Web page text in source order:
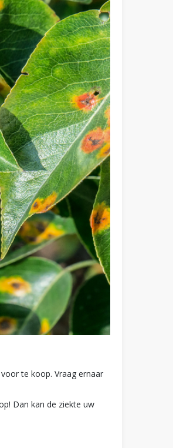
te koop. Vraag ernaar
Dan kan de ziekte uw